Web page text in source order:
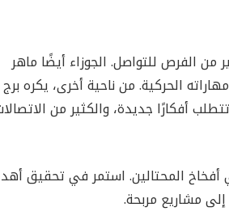
الفرص للتواصل. الجوزاء أيضًا ماهر
الحركية. من ناحية أخرى، يكره برج
أفكارًا جديدة، والكثير من
المحتالين. استمر في تحقيق
مشاريع مربحة.